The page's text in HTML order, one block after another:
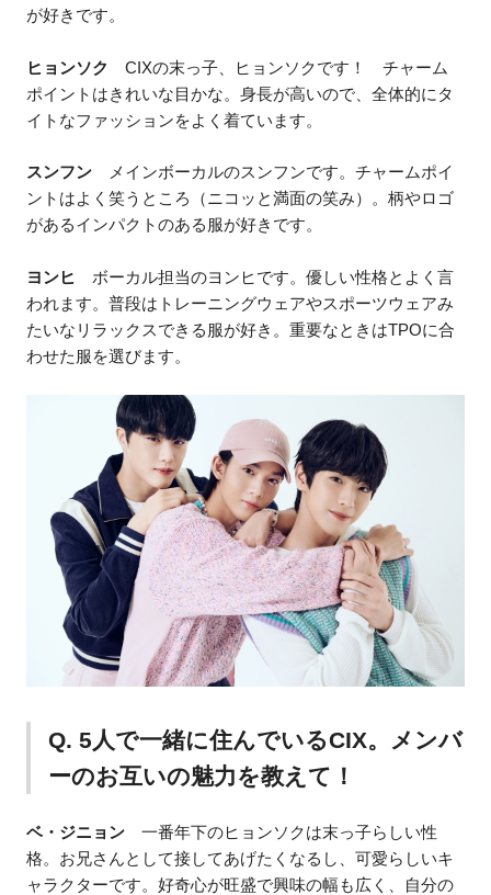
が好きです。
ヒョンソク
CIXの末っ子、ヒョンソクです！ チャーム
ポイントはきれいな目かな。身長が高いので、全体的にタ
イトなファッションをよく着ています。
スンフン メインボーカルのスンフンです。チャームポイ
ントはよく笑うところ（ニコッと満面の笑み）。柄やロゴ
があるインパクトのある服が好きです。
ヨンヒ
ボーカル担当のヨンヒです。優しい性格とよく言
われます。普段はトレーニングウェアやスポーツウェアみ
たいなリラックスできる服が好き。重要なときはTPOに合
わせた服を選びます。
Q. 5人で一緒に住んでいるCIX。メンバ
ーのお互いの魅力を教えて！
ベ・ジニョン 一番年下のヒョンソクは末っ子らしい性
格。お兄さんとして接してあげたくなるし、可愛らしいキ
ャラクターです。好奇心が旺盛で興味の幅も広く、自分の